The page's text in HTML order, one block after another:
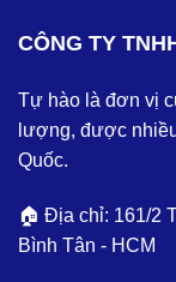
CÔNG TY
Tự hào là đơn vị
lượng, được
Quốc.
🏠 Địa chỉ: 161/2
Bình Tân - HCM